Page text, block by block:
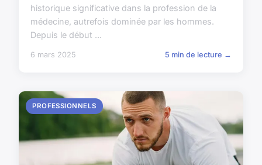
historique significative dans la profession de la
médecine, autrefois dominée par les hommes.
Depuis le début ...
6 mars 2025 5 min de lecture →
PROFESSIONNELS